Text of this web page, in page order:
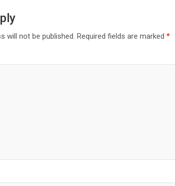
will not be published. Required fields are marked *